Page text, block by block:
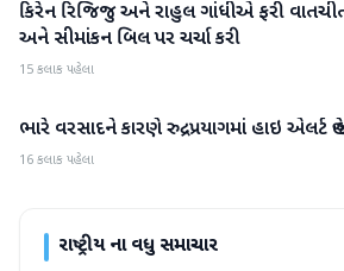
રાષ્ટ્રીય
કિરેન રિજિજુ અને રાહુલ ગાંધીએ ફરી
અને સીમાંકન બિલ પર ચર્ચા કરી
15 કલાક પહેલા
રાષ્ટ્રીય
ભારે વરસાદને કારણે રુદ્રપ્રયાગમાં હાઇ એલર્ટ
16 કલાક પહેલા
રાષ્ટ્રીયના વધુ સમાચાર